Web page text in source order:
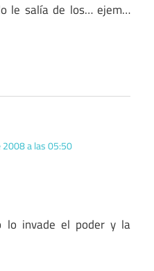
le salía de los… ejem…
2008 a las 05:50
lo invade el poder y la